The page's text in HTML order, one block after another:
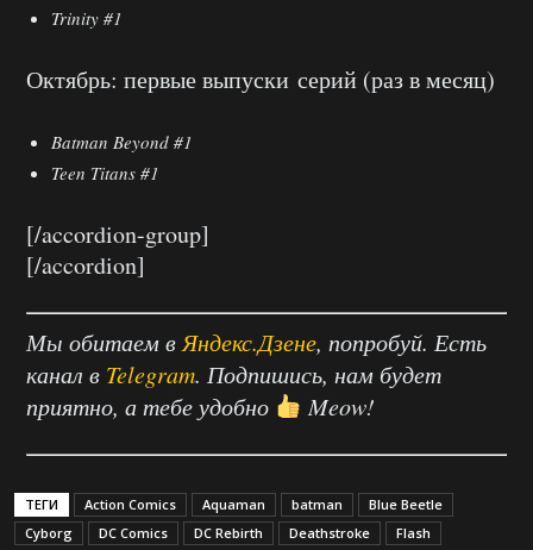
Trinity #1
Октябрь: первые выпуски серий (раз в месяц)
Batman Beyond #1
Teen Titans #1
[/accordion-group]
[/accordion]
Мы обитаем в Яндекс.Дзене, попробуй. Есть
канал в Telegram. Подпишись, нам будет
приятно, а тебе удобно
Meow!
ТЕГИ Action Comics Aquaman batman
Blue Beetle
Cyborg
DC Comics DC Rebirth Deathstroke
Flash